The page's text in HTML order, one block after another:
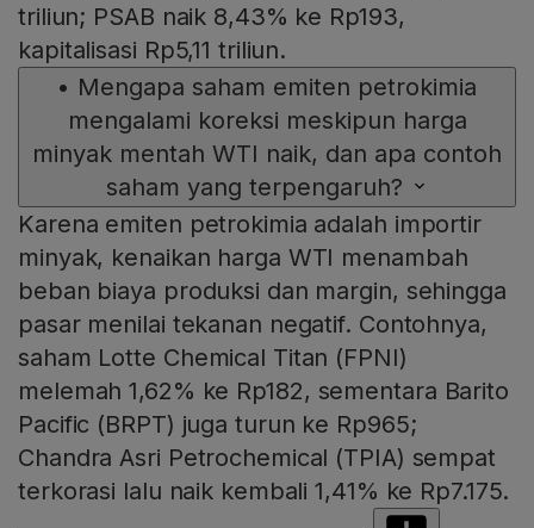
triliun; PSAB naik 8,43% ke Rp193,
kapitalisasi Rp5,11 triliun.
• Mengapa saham emiten petrokimia
mengalami koreksi meskipun harga
minyak mentah WTI naik, dan apa contoh
saham yang terpengaruh?
Karena emiten petrokimia adalah importir
minyak, kenaikan harga WTI menambah
beban biaya produksi dan margin, sehingga
pasar menilai tekanan negatif. Contohnya,
saham Lotte Chemical Titan (FPNI)
melemah 1,62% ke Rp182, sementara Barito
Pacific (BRPT) juga turun ke Rp965;
Chandra Asri Petrochemical (TPIA) sempat
terkorasi lalu naik kembali 1,41% ke Rp7.175.